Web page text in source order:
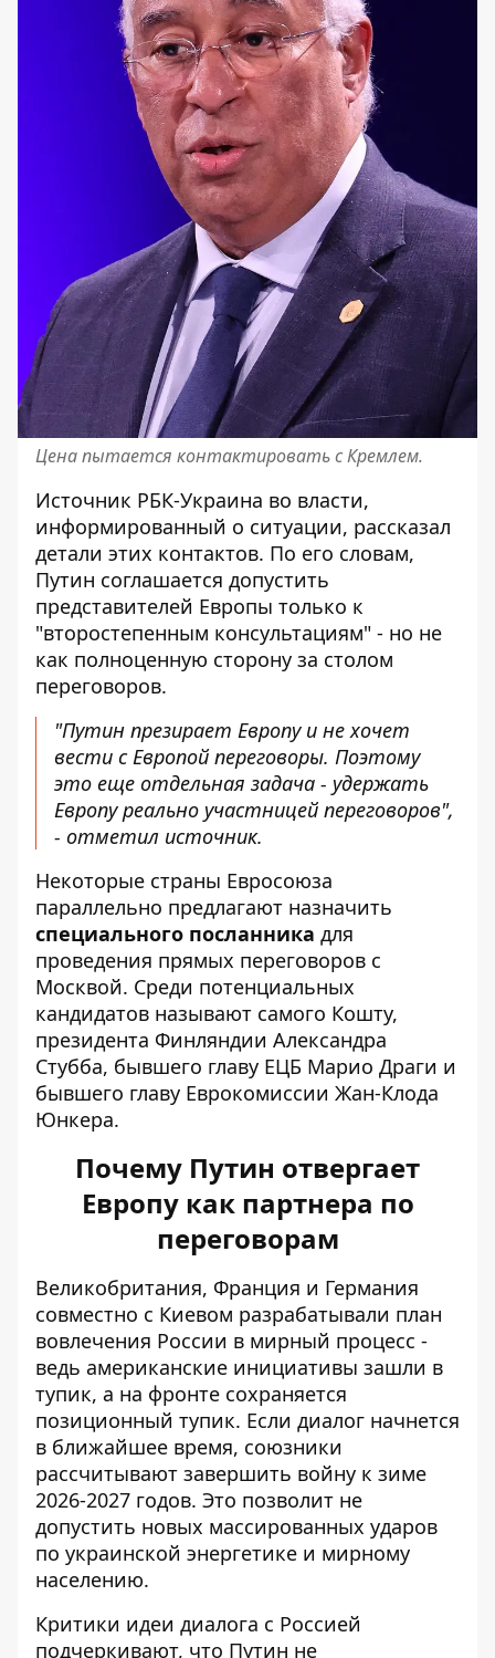
Цена пытается контактировать с Кремлем.
Источник РБК-Украина во власти,
информированный о ситуации, рассказал
детали этих контактов. По его словам,
Путин соглашается допустить
представителей Европы только к
"второстепенным консультациям" - но не
как полноценную сторону за столом
переговоров.
"Путин презирает Европу и не хочет
вести с Европой переговоры. Поэтому
это еще отдельная задача - удержать
Европу реально участницей переговоров",
- отметил источник.
Некоторые страны Евросоюза
параллельно предлагают назначить
специального посланника для
проведения прямых переговоров с
Москвой. Среди потенциальных
кандидатов называют самого Кошту,
президента Финляндии Александра
Стубба, бывшего главу ЕЦБ Марио Драги и
бывшего главу Еврокомиссии Жан-Клода
Юнкера.
Почему Путин отвергает
Европу как партнера по
переговорам
Великобритания, Франция и Германия
совместно с Киевом разрабатывали план
вовлечения России в мирный процесс -
ведь американские инициативы зашли в
тупик, а на фронте сохраняется
позиционный тупик. Если диалог начнется
в ближайшее время, союзники
рассчитывают завершить войну к зиме
2026-2027 годов. Это позволит не
допустить новых массированных ударов
по украинской энергетике и мирному
населению.
Критики идеи диалога с Россией
подчеркивают, что Путин не